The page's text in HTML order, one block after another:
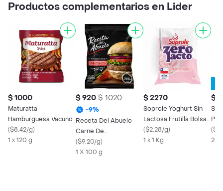
Productos complementarios en Lider
$ 1000
Maturatta
Hamburguesa Vacuno
($8.42/g)
1 x 120 g
$ 920 $ 1020
-9%
Receta Del Abuelo
Carne De
Hamburguesa Vacuno
Congelada
($9.20/g)
1 X 100 g
$ 2270
Soprole Yoghurt Sin
Lactosa Frutilla Bolsa 1
Kg
($2.28/g)
1 x 1 Kg
$
(